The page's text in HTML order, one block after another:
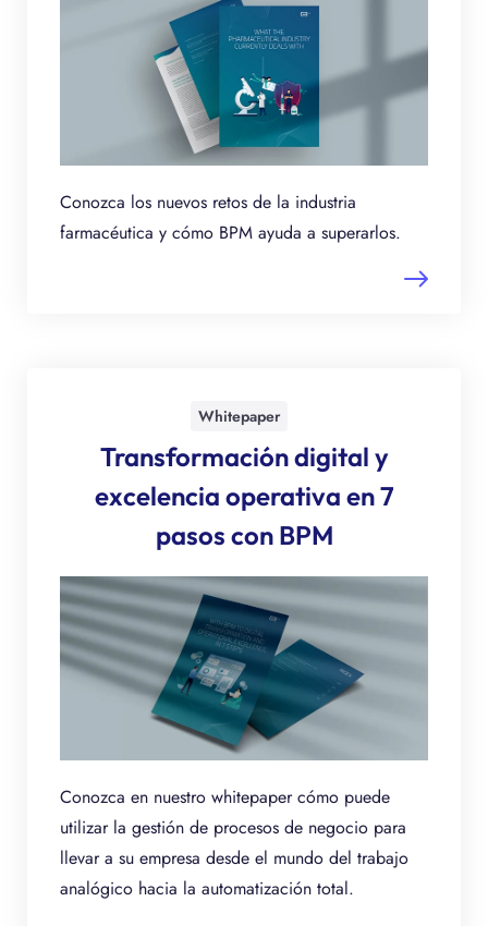
Conozca los nuevos retos de la industria
farmacéutica y cómo BPM ayuda a superarlos.
Whitepaper
Transformación digital y
excelencia operativa en 7
pasos con BPM
Conozca en nuestro whitepaper cómo puede
utilizar la gestión de procesos de negocio para
llevar a su empresa desde el mundo del trabajo
analógico hacia la automatización total.